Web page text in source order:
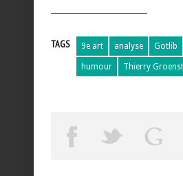
TAGS 9e art analyse Gotlib
humour Thierry